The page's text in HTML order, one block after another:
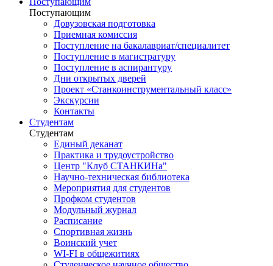
Поступающим
Довузовская подготовка
Приемная комиссия
Поступление на бакалавриат/специалитет
Поступление в магистратуру
Поступление в аспирантуру
Дни открытых дверей
Проект «Станкоинструментальный класс»
Экскурсии
Контакты
Студентам
Студентам
Единый деканат
Практика и трудоустройство
Центр "Клуб СТАНКИНа"
Научно-техническая библиотека
Мероприятия для студентов
Профком студентов
Модульный журнал
Расписание
Спортивная жизнь
Воинский учет
WI-FI в общежитиях